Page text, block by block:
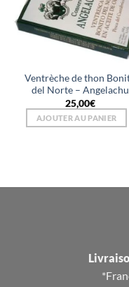
Ventrèche de thon
del Norte – Angelachu
25,00€
AJOUTER AU PANIER